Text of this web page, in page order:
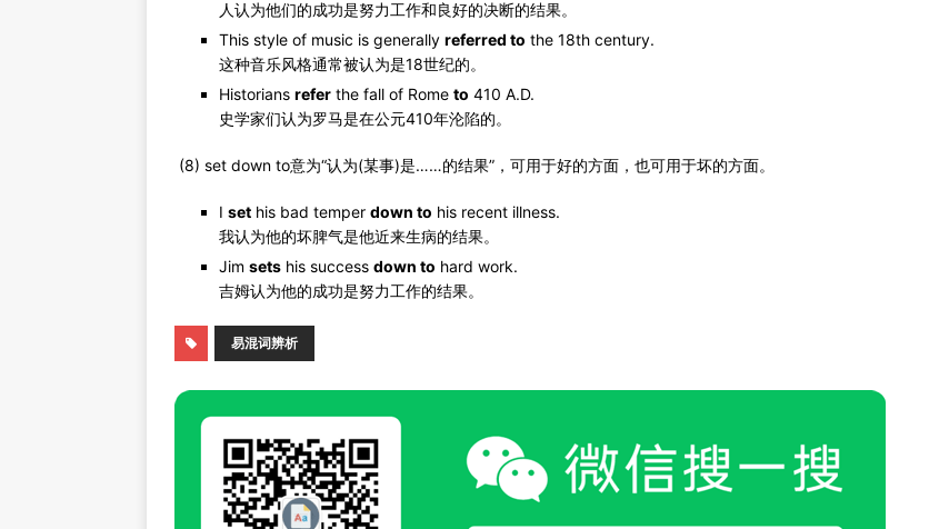
人认为他们的成功是努力工作和良好的决断的结果。
This style of music is generally referred to the 18th century.
这种音乐风格通常被认为是18世纪的。
Historians refer the fall of Rome to 410 A.D.
史学家们认为罗马是在公元410年沦陷的。
(8) set down to意为“认为(某事)是……的结果”，可用于好的方面，也可用于坏的方面。
I set his bad temper down to his recent illness.
我认为他的坏脾气是他近来生病的结果。
Jim sets his success down to hard work.
吉姆认为他的成功是努力工作的结果。
易混词辨析